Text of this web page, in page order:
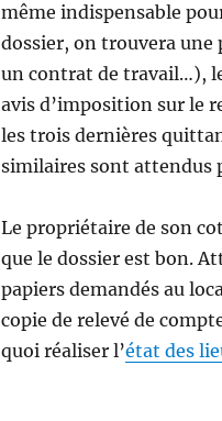
même indispensable
dossier, on trouvera une
un contrat de travail…),
avis d’imposition sur le
les trois dernières
similaires sont attendus
Le propriétaire de son
que le dossier est bon.
papiers demandés au
copie de relevé de
quoi réaliser l’état des